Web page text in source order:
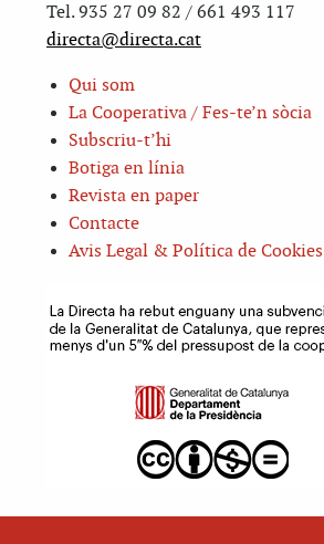
Tel. 935 27 09 82 / 661 493 117
directa@directa.cat
Qui som
La Cooperativa / Fes-te’n sòcia
Subscriu-t’hi
Botiga en línia
Revista en paper
Contacte
Avis Legal & Política de Cookies